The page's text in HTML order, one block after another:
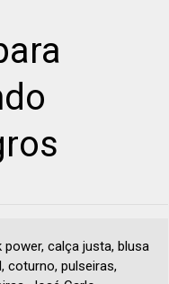
power, calça justa, blusa
coturno, pulseiras,